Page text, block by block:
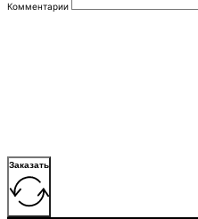
Комментарии
Заказать